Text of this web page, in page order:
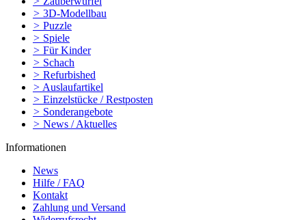
> 3D-Modellbau
> Puzzle
> Spiele
> Für Kinder
> Schach
> Refurbished
> Auslaufartikel
> Einzelstücke / Restposten
> Sonderangebote
> News / Aktuelles
Informationen
News
Hilfe / FAQ
Kontakt
Zahlung und Versand